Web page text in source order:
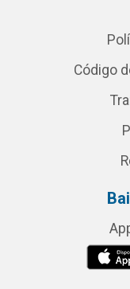
Código